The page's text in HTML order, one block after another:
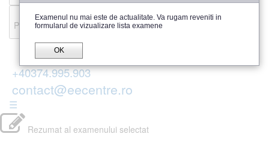
Recenzii
Parerea publicului
+40374.995.903
contact@eecentre.ro
☰
Rezumat al examenului selectat
Examenul nu mai este de actualitate. Va rugam reveniti in
formularul de vizualizare lista examene
OK